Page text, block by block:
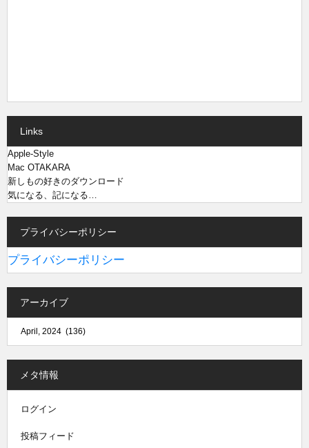
Links
Apple-Style
Mac OTAKARA
新しもの好きのダウンロード
気になる、記になる…
プライバシーポリシー
プライバシーポリシー
アーカイブ
メタ情報
ログイン
投稿フィード